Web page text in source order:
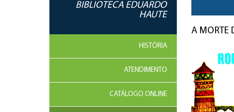
BIBLIOTECA EDUARDO
HAUTE
HISTÓRIA
ATENDIMENTO
CATÁLOGO ONLINE
A MORTE